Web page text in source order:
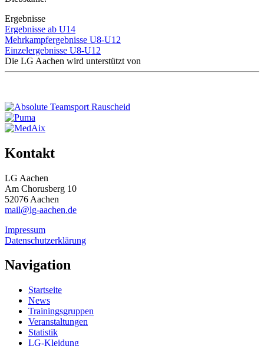
Ergebnisse
Ergebnisse ab U14
Mehrkampfergebnisse U8-U12
Einzelergebnisse U8-U12
Die LG Aachen wird unterstützt von
Kontakt
LG Aachen
Am Chorusberg 10
52076 Aachen
mail@lg-aachen.de
Impressum
Datenschutzerklärung
Navigation
Startseite
News
Trainingsgruppen
Veranstaltungen
Statistik
LG-Kleidung